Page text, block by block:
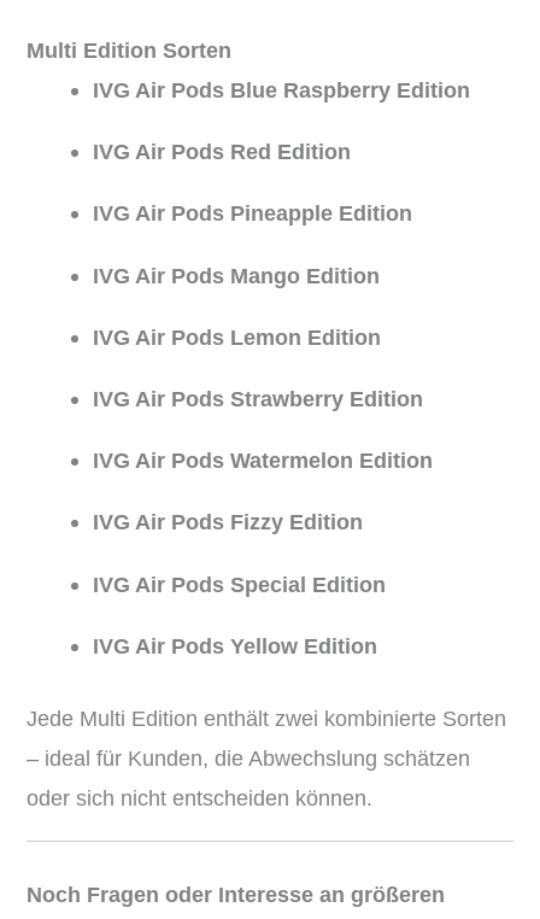
Multi Edition Sorten
IVG Air Pods Blue Raspberry Edition
IVG Air Pods Red Edition
IVG Air Pods Pineapple Edition
IVG Air Pods Mango Edition
IVG Air Pods Lemon Edition
IVG Air Pods Strawberry Edition
IVG Air Pods Watermelon Edition
IVG Air Pods Fizzy Edition
IVG Air Pods Special Edition
IVG Air Pods Yellow Edition
Jede Multi Edition enthält zwei kombinierte Sorten
– ideal für Kunden, die Abwechslung schätzen
oder sich nicht entscheiden können.
Noch Fragen oder Interesse an größeren